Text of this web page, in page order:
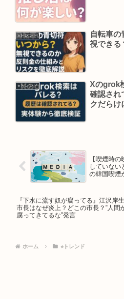
⭐︎トレンド
自転車の
視できる
⭐︎トレンド
Xのgrok
確認され
クだらけ
【喫煙時
していない
の韓国喫煙
『下水に流す奴が腐ってる』江沢岸生
市長はなぜ炎上？どこの市長？”人間
腐ってきてるな”発言
ホーム ⭐︎トレンド